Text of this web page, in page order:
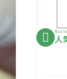
 人